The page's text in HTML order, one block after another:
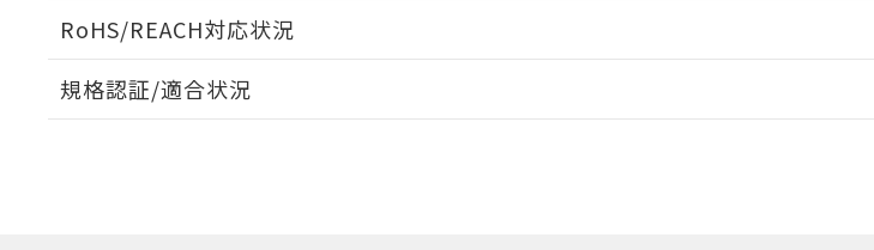
RoHS/REACH対応状況
EU RoHS 注意事項・凡例
規格認証/適合状況